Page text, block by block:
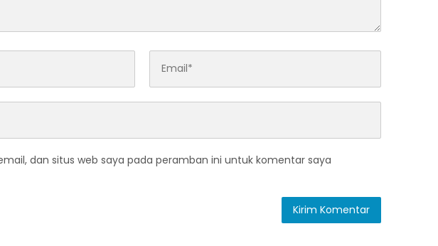
dan situs web saya pada peramban ini untuk komentar saya